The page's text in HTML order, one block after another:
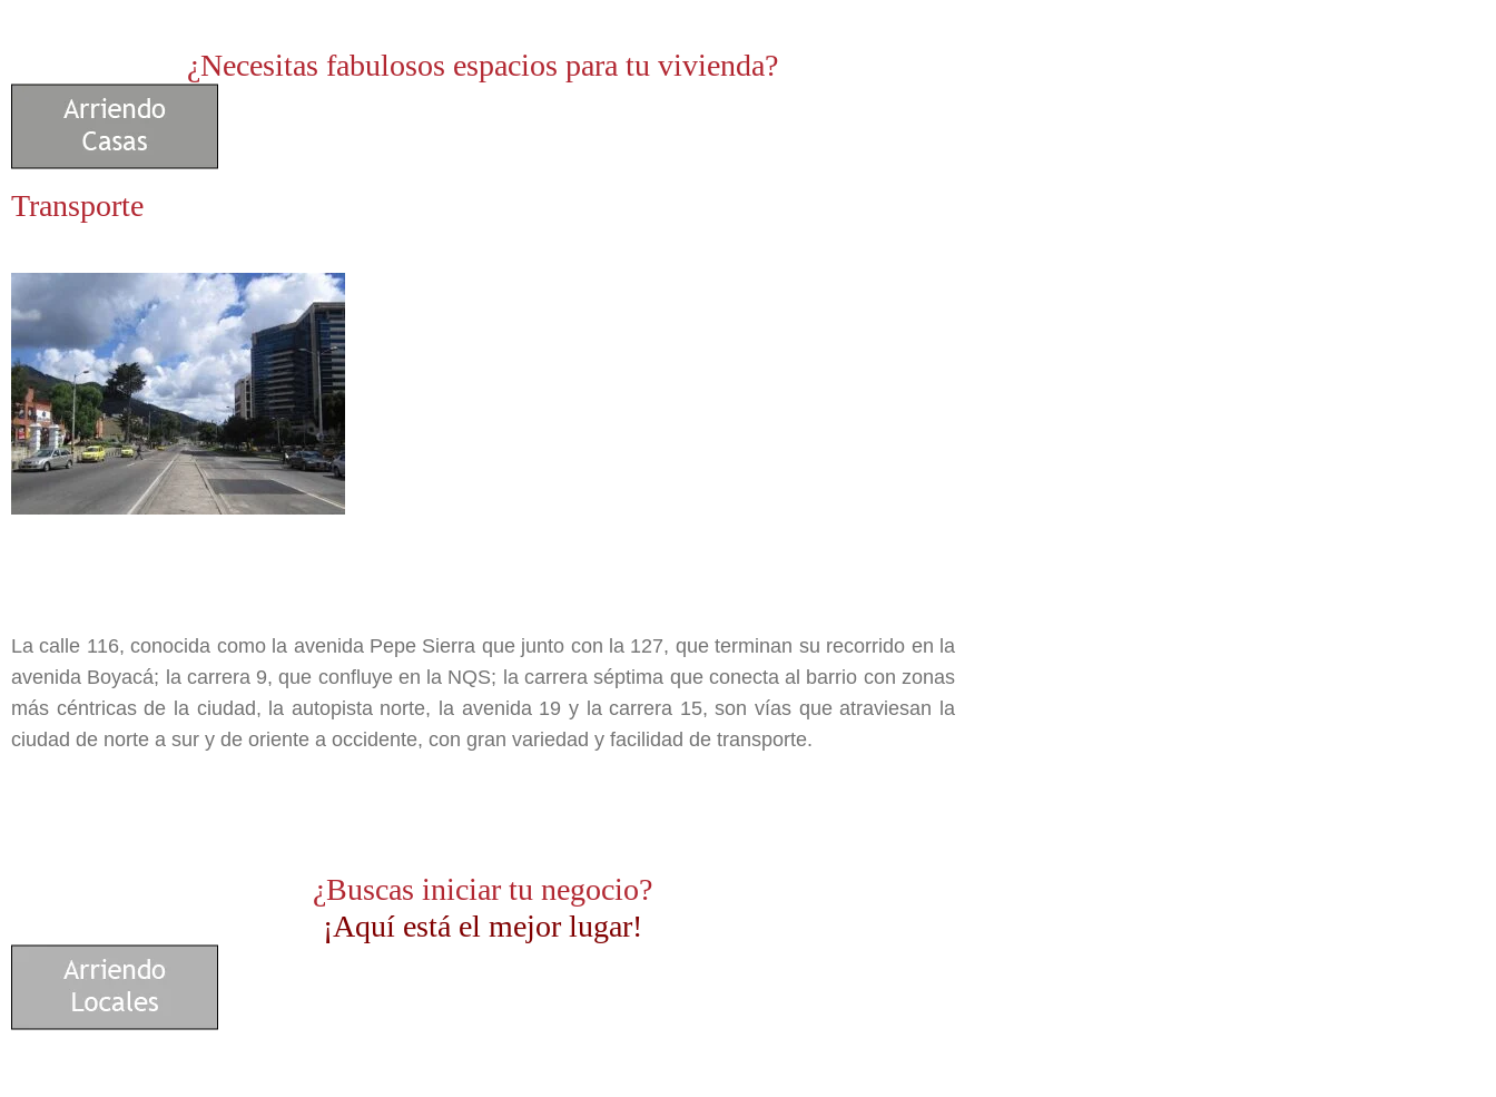
¿Necesitas fabulosos espacios para tu vivienda?
Transporte
La calle 116, conocida como la avenida Pepe Sierra que junto con la 127, que terminan su recorrido en la
avenida Boyacá; la carrera 9, que confluye en la NQS; la carrera séptima que conecta al barrio con zonas
más céntricas de la ciudad, la autopista norte, la avenida 19 y la carrera 15, son vías que atraviesan la
ciudad de norte a sur y de oriente a occidente, con gran variedad y facilidad de transporte.
¿Buscas iniciar tu negocio?
¡Aquí está el mejor lugar!